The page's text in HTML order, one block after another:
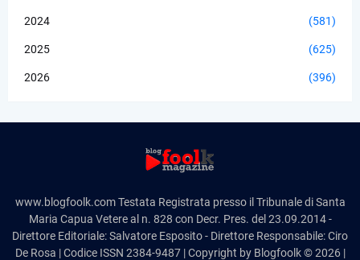
2024 (581)
2025 (625)
2026 (396)
www.blogfoolk.com Testata Registrata presso il Tribunale di Santa
Maria Capua Vetere al n. 828 con Decr. Pres. del 23.09.2014 -
Direttore Editoriale: Salvatore Esposito - Direttore Responsabile: Ciro
De Rosa | Codice ISSN 2384-9487 | Copyright by Blogfoolk © 2026 |